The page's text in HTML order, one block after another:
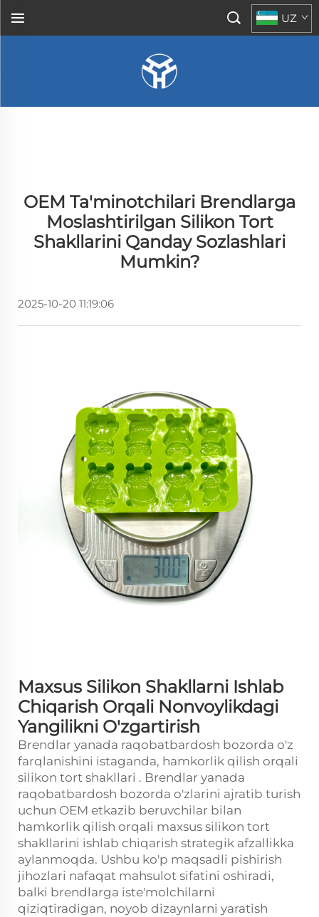
UZ
OEM Ta'minotchilari Brendlarga
Moslashtirilgan Silikon Tort
Shakllarini Qanday Sozlashlari
Mumkin?
2025-10-20 11:19:06
Maxsus Silikon Shakllarni Ishlab
Chiqarish Orqali Nonvoylikdagi
Yangilikni O'zgartirish
Brendlar yanada raqobatbardosh bozorda o'z
farqlanishini istaganda, hamkorlik qilish orqali
silikon tort shakllari . Brendlar yanada
raqobatbardosh bozorda o'zlarini ajratib turish
uchun OEM etkazib beruvchilar bilan
hamkorlik qilish orqali maxsus silikon tort
shakllarini ishlab chiqarish strategik afzallikka
aylanmoqda. Ushbu ko'p maqsadli pishirish
jihozlari nafaqat mahsulot sifatini oshiradi,
balki brendlarga iste'molchilarni
qiziqtiradigan, noyob dizaynlarni yaratish